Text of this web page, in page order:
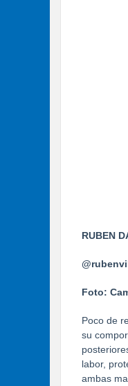
RUBEN
Foto:
Poco de
su
labor,
ambas